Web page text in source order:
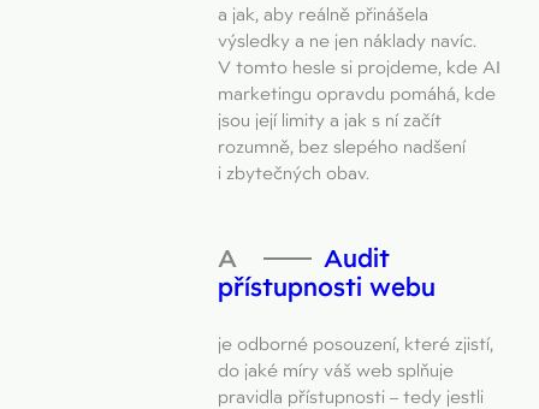
a jak, aby reálně přinášela
výsledky a ne jen náklady navíc.
V tomto hesle si projdeme, kde AI
marketingu opravdu pomáhá, kde
jsou její limity a jak s ní začít
rozumně, bez slepého nadšení
i zbytečných obav.
Audit
přístupnosti webu
je odborné posouzení, které zjistí,
do jaké míry váš web splňuje
pravidla přístupnosti – tedy jestli